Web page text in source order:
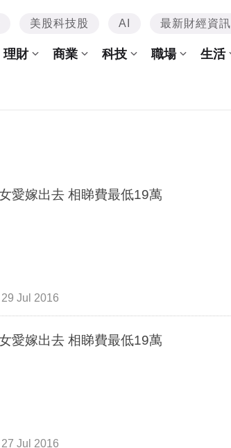
美股科技股 AI 最新財經資訊
理財 商業 科技 職場 生活
烏克蘭美女愛嫁出去 相睇費最低19萬
29 Jul 2016
烏克蘭美女愛嫁出去 相睇費最低19萬
27 Jul 2016